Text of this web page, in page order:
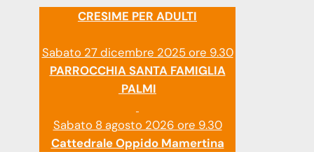
CRESIME PER ADULTI
Sabato 27 dicembre 2025 ore 9.30
PARROCCHIA SANTA FAMIGLIA
PALMI
Sabato 8 agosto 2026 ore 9.30
Cattedrale Oppido Mamertina